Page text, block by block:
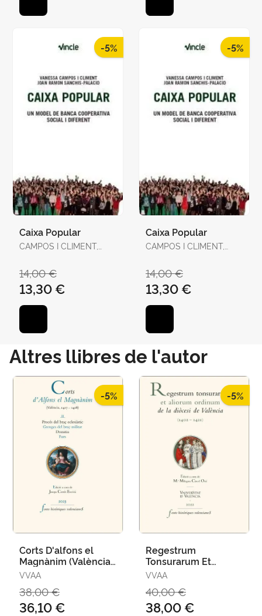
-5%
Caixa Popular
CAMPOS I CLIMENT,
14,00 €
13,30 €
-5%
Caixa Popular
CAMPOS I CLIMENT,
14,00 €
13,30 €
Altres llibres de l'autor
-5%
Corts D'alfons el
Magnànim (València,
1417-1418) Ii
VVAA
38,00 €
36,10 €
-5%
Regestrum
Tonsurarum Et
Aliorum Ordinum de
la Diòcesi de
València (1402-1421)
VVAA
40,00 €
38,00 €